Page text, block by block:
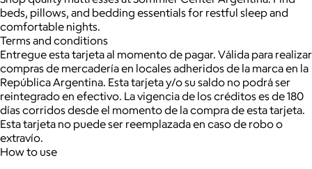
beds, pillows, and bedding essentials for restful sleep and
comfortable nights.
Terms and conditions
Entregue esta tarjeta al momento de pagar. Válida para realizar
compras de mercadería en locales adheridos de la marca en la
República Argentina. Esta tarjeta y/o su saldo no podrá ser
reintegrado en efectivo. La vigencia de los créditos es de 180
días corridos desde el momento de la compra de esta tarjeta.
Esta tarjeta no puede ser reemplazada en caso de robo o
extravío.
How to use